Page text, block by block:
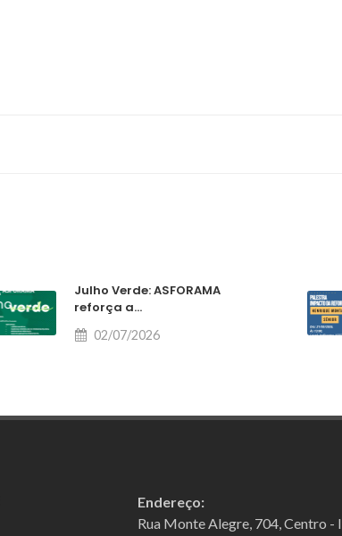
Julho Verde: ASFORAMA
reforça a...
02/07/2026
Endereço:
Rua Monte Alegre, 704, Centro